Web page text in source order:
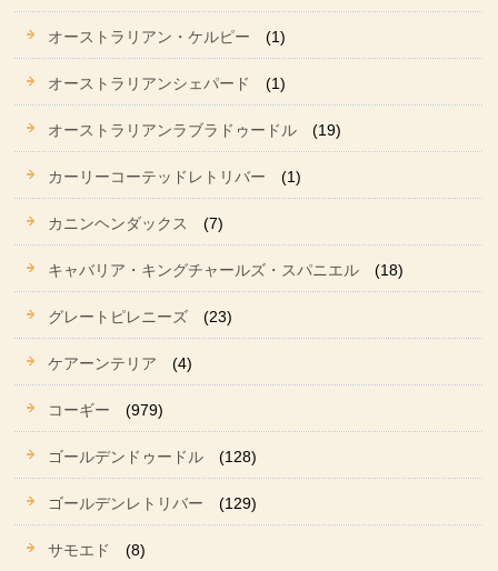
オーストラリアン・ケルピー (1)
オーストラリアンシェパード (1)
オーストラリアンラブラドゥードル (19)
カーリーコーテッドレトリバー (1)
カニンヘンダックス (7)
キャバリア・キングチャールズ・スパニエル (18)
グレートピレニーズ (23)
ケアーンテリア (4)
コーギー (979)
ゴールデンドゥードル (128)
ゴールデンレトリバー (129)
サモエド (8)